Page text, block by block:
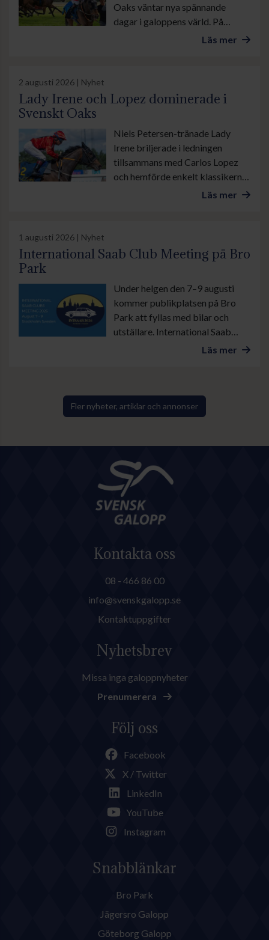
Oaks väntar nya spännande
dagar i galoppens värld. På
onsdag är det lunchgalopp på
Ålborg. Sedan avslutas veckan
med årets stora familjedag på
annat Göteborgs Stora Pris.
Läs mer
2 augusti 2026 | Nyhet
Lady Irene och Lopez dominerade i
Svenskt Oaks
Niels Petersen-tränade Lady
Irene briljerade i ledningen
tillsammans med Carlos Lopez
och hemförde enkelt klassikern
Svenskt Oaks, stonas eget Derby
Madeleine Smith i sadeln
motståndarna bakom sig genom
Läs mer
1 augusti 2026 | Nyhet
International Saab Club Meeting på Bro
Park
Under helgen den 7–9 augusti
kommer publikplatsen på Bro
Park att fyllas med bilar och
utställare. International Saab
Läs mer
Fler nyheter, artiklar och annonser
Kontakta oss
08 - 466 86 00
info@svenskgalopp.se
Kontaktuppgifter
Nyhetsbrev
Missa inga galoppnyheter
Prenumerera
Följ oss
Facebook
X / Twitter
LinkedIn
YouTube
Instagram
Snabblänkar
Bro Park
Jägersro Galopp
Göteborg Galopp